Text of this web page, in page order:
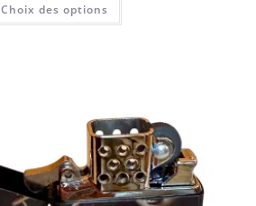
Choix des options